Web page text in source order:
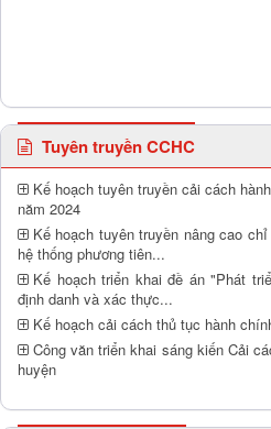
Tuyên truyền CCHC
Kế hoạch tuyên truyền cải cách
năm 2024
Kế hoạch tuyên truyền nâng cao
hệ thống phương tiên...
Kế hoạch triển khai đề án "Phát
định danh và xác thực...
Kế hoạch cải cách thủ tục hành
Công văn triển khai sáng kiến Cải
huyện